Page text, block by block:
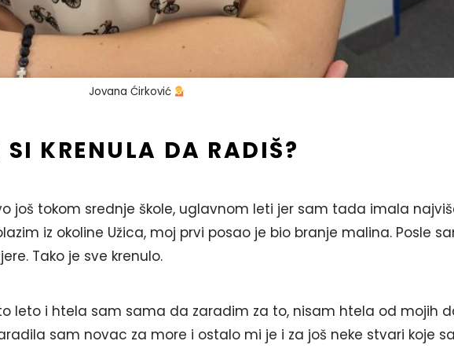
Jovana Ćirković
KRENULA DA RADIŠ?
još tokom srednje škole, uglavnom leti jer sam tada imala
iz okoline Užica, moj prvi posao je bio branje malina. Posle
Tako je sve krenulo.
leto i htela sam sama da zaradim za to, nisam htela od mojih
sam novac za more i ostalo mi je i za još neke stvari koje